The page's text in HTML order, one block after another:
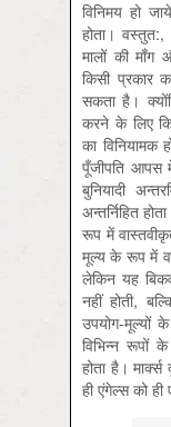
विनिमय हो
होता।
मालों की माँग
किसी प्रकार
सकता है।
करने के लिए
का विनियामक
पूँजीपति आपस
बुनियादी
अन्तर्निहित
रूप में
मूल्य के रूप में
लेकिन यह
नहीं होती,
उपयोग-
विभिन्न रूपों
होता है।
ही एंगेल्स को